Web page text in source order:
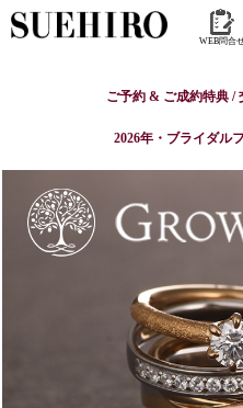
WEB問合
ご予約 & ご成約特典 /
2026年・ブライダル